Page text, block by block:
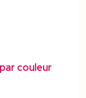
couleur